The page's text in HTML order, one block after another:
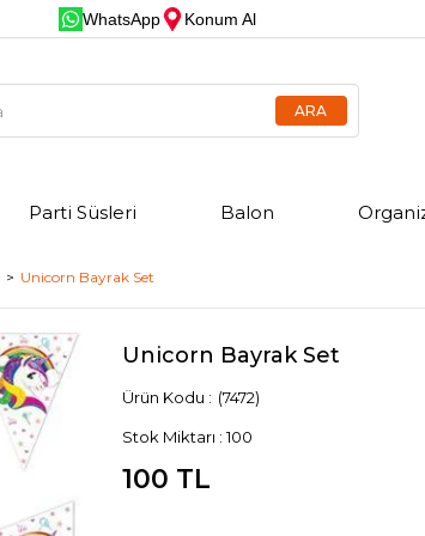
WhatsApp Konum Al
Parti Süsleri Balon
Unicorn Bayrak Set
Unicorn Bayrak Set
(7472)
Stok Miktarı : 100
100 TL